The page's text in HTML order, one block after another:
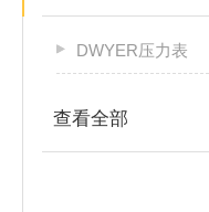
DWYER压力表
查看全部